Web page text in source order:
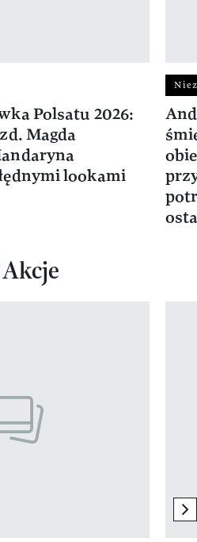
Polsatu 2026:
Magda
lookami
Akcje